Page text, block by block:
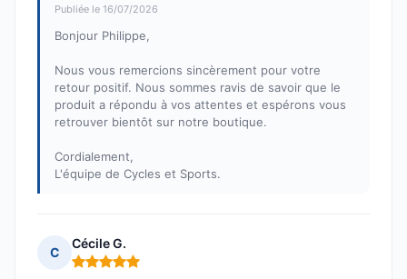
Publiée le 16/07/2026
Bonjour Philippe,
Nous vous remercions sincèrement pour votre
retour positif. Nous sommes ravis de savoir que le
produit a répondu à vos attentes et espérons vous
retrouver bientôt sur notre boutique.
Cordialement,
L'équipe de Cycles et Sports.
C
Cécile G.
Note : 5 sur 5